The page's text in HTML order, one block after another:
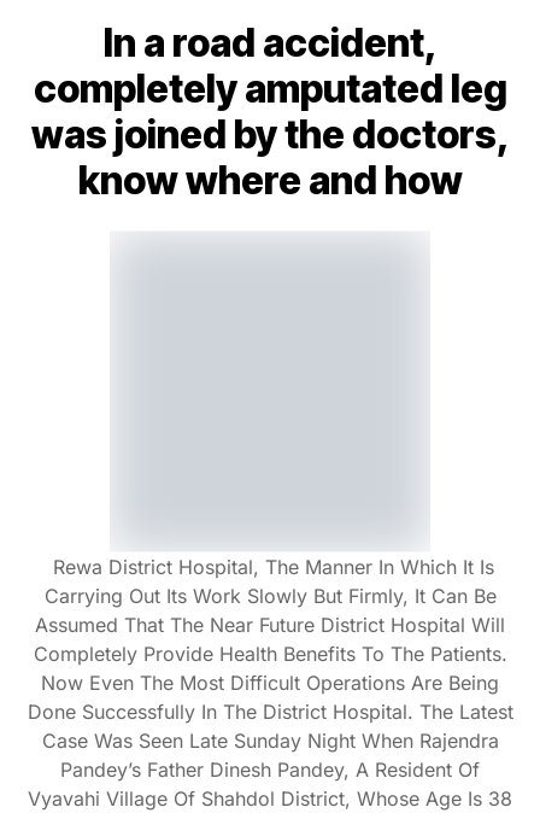
In a road accident,
completely amputated leg
was joined by the doctors,
know where and how
Rewa District Hospital, The Manner In Which It Is
Carrying Out Its Work Slowly But Firmly, It Can Be
Assumed That The Near Future District Hospital Will
Completely Provide Health Benefits To The Patients.
Now Even The Most Difficult Operations Are Being
Done Successfully In The District Hospital. The Latest
Case Was Seen Late Sunday Night When Rajendra
Pandey’s Father Dinesh Pandey, A Resident Of
Vyavahi Village Of Shahdol District, Whose Age Is 38